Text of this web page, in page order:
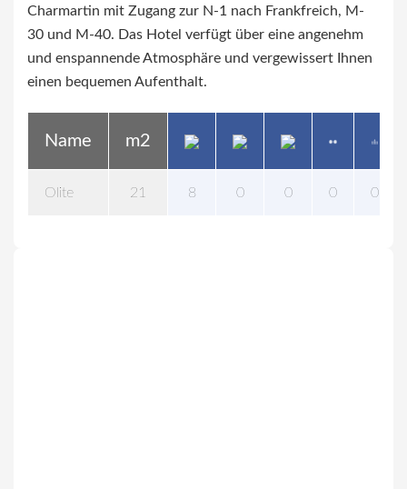
Charmartin mit Zugang zur N-1 nach Frankfreich, M-
30 und M-40. Das Hotel verfügt über eine angenehm
und enspannende Atmosphäre und vergewissert Ihnen
einen bequemen Aufenthalt.
Name m2
Olite 21 8 0 0 0 0